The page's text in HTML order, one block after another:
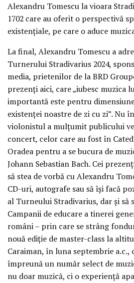
Alexandru Tomescu la vioara
1702 care au oferit o perspectivă
existențiale, pe care o aduce
La final, Alexandru Tomescu a
Turnerului Stradivarius 2024,
media, prietenilor de la BRD
prezenți aici, care „iubesc muzica
importantă este pentru
existenței noastre de zi cu zi”. Nu
violonistul a mulțumit publicului
concert, celor care au fost în
Oradea pentru a se bucura de
Johann Sebastian Bach. Cei
să stea de vorbă cu Alexandru
CD-uri, autografe sau să își facă
al Turneului Stradivarius, dar și să
Campanii de educare a tinerei
români – prin care se strâng
nouă ediție de master-class la
Caraiman, în luna septembrie a.c.,
împreună un număr select de
nu doar muzică, ci o experiență